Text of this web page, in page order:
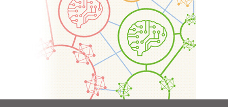
NTT社会情報研究所
NTTコンピュータ＆データサイエンス研究所
NTT情報ネットワーク総合研究所
NTTネットワークサービスシステム研究所
NTTアクセスサービスシステム研究所
NTT宇宙環境エネルギー研究所
NTT先端技術総合研究所
株主・投資家情報
ネットワーク 基礎研究
環境エネルギー
IOWN総合イノベーションセンタ